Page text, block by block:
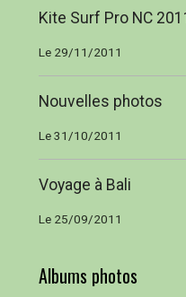
Kite Surf Pro NC
Le 29/11/2011
Nouvelles photos
Le 31/10/2011
Voyage à Bali
Le 25/09/2011
Albums photos